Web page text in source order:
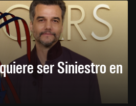
ser Siniestro en